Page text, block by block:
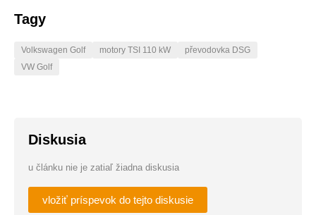
Tagy
Volkswagen Golf motory TSI 110 kW
převodovka DSG
VW Golf
Diskusia
u článku nie je zatiaľ žiadna diskusia
vložiť príspevok do tejto diskusie